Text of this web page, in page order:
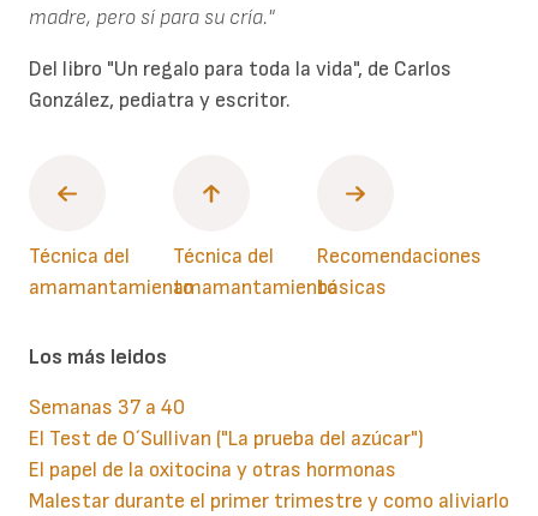
madre, pero sí para su cría."
Del libro "Un regalo para toda la vida", de Carlos
González, pediatra y escritor.
Técnica del
amamantamiento
Técnica del
amamantamiento
Recomendaciones
básicas
Los más leidos
Semanas 37 a 40
El Test de O´Sullivan ("La prueba del azúcar")
El papel de la oxitocina y otras hormonas
Malestar durante el primer trimestre y como aliviarlo